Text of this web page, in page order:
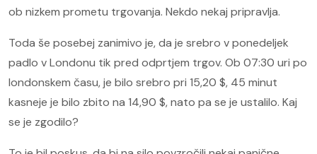
ob nizkem prometu trgovanja. Nekdo nekaj pripravlja.
Toda še posebej zanimivo je, da je srebro v ponedeljek
padlo v Londonu tik pred odprtjem trgov. Ob 07:30 uri po
londonskem času, je bilo srebro pri 15,20 $, 45 minut
kasneje je bilo zbito na 14,90 $, nato pa se je ustalilo. Kaj
se je zgodilo?